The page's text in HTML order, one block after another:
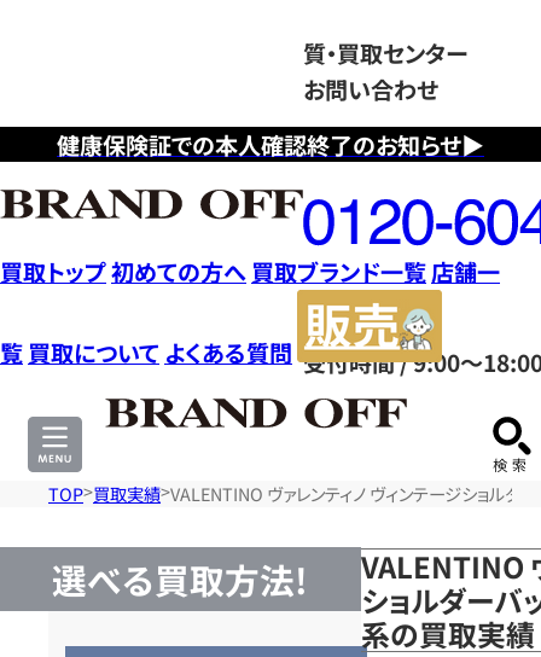
健康保険証での本人確認終了のお知らせ▶
質・買取センター
お問い合わせ
フ
リ
ー
ダ
イ
ヤ
ル
0120604117
受付時間 / 9:00～
買取トップ初めての方へ 買取ブランド一覧店舗一
覧 買取について よくある質問
サ
TOP 買取実績 VALENTINO ヴァレンティノ ヴィンテージショルダ
選べる買取方法!
VALENTINO
ショルダーバ
系の買取実績